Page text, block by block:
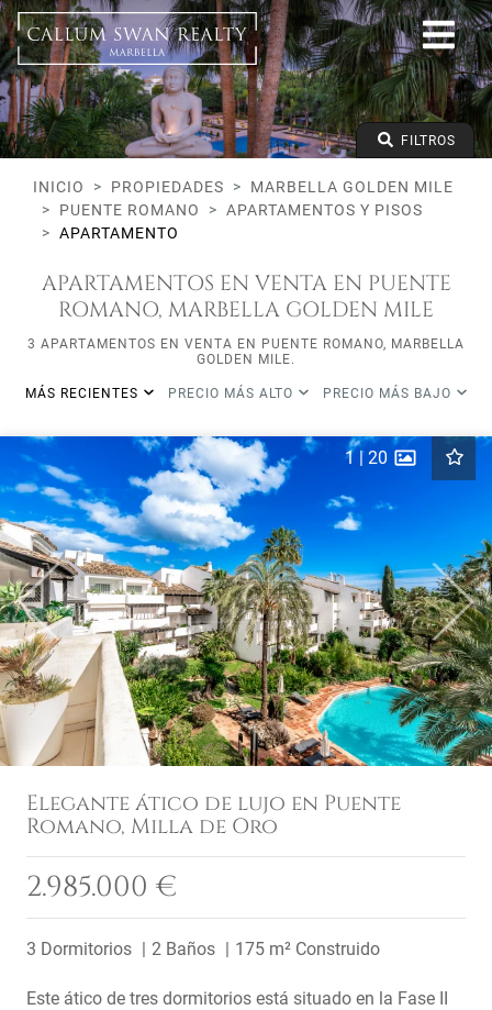
Todos los Lifestyles
Marbella Golden Mile
Puente Romano
Todos los tipos
Precio desde
Precio hasta
Dormitorios mínimos FILTROS
INICIO PROPIEDADES
MARBELLA GOLDEN MILE
PUENTE ROMANO
APARTAMENTOS Y PISOS
APARTAMENTO
APARTAMENTOS EN VENTA EN PUENTE
ROMANO, MARBELLA GOLDEN MILE
3 APARTAMENTOS EN VENTA EN PUENTE ROMANO, MARBELLA
GOLDEN MILE.
MÁS RECIENTES PRECIO MÁS ALTO PRECIO MÁS BAJO
Previous Next
1 | 20
Elegante ático de lujo en Puente
Romano, Milla de Oro
2.985.000 €
3 Dormitorios 2 Baños 175 m² Construido
Este ático de tres dormitorios está situado en la Fase II